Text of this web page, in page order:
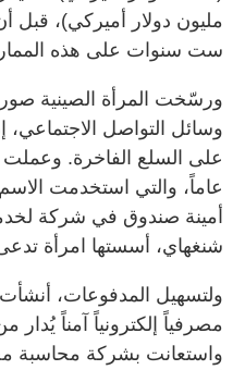
مليون دولار أميركي)،
ست سنوات على هذه
ورسّخت المرأة الصينية
وسائل التواصل الاجتماعي،
عاماً، والتي استخدمت
أمينة صندوق في شركة
شنغهاي، أسستها امرأة تدعى
ولتسهيل المدفوعات،
مصرفياً إلكترونياً آمناً يُدار
واستعانت بشركة محاسبة